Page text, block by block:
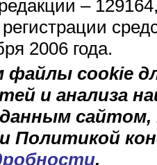
–
регистрации
2006 года.
файлы cookie
и анализа
Политикой
.